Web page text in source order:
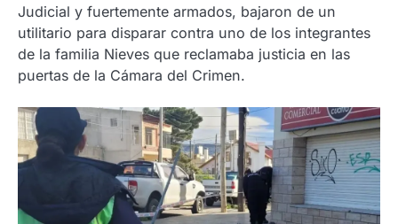
Judicial y fuertemente armados, bajaron de un
utilitario para disparar contra uno de los integrantes
de la familia Nieves que reclamaba justicia en las
puertas de la Cámara del Crimen.